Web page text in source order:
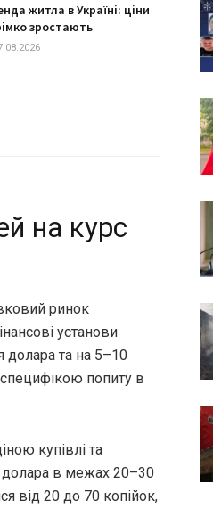
житла в Україні: ціни
зростають
на курс
ринок
установи
долара та на 5–10
попиту в
купівлі та
долара в межах 20–30
від 20 до 70 копійок,